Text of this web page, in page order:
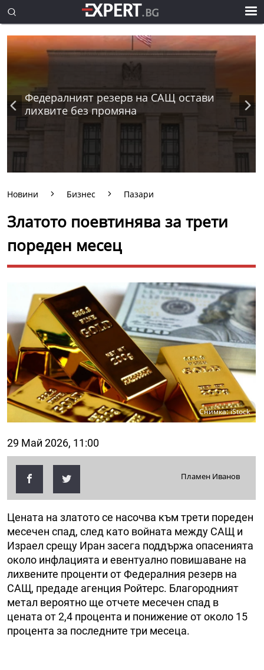
Федералният резерв на САЩ остави
лихвите без промяна
Новини Бизнес Пазари
Златото поевтинява за трети
пореден месец
Снимка: iStock
29 Май 2026, 11:00
Пламен Иванов
Цената на златото се насочва към трети пореден
месечен спад, след като войната между САЩ и
Израел срещу Иран засега поддържа опасенията
около инфлацията и евентуално повишаване на
лихвените проценти от Федералния резерв на
САЩ, предаде агенция Ройтерс. Благородният
метал вероятно ще отчете месечен спад в
цената от 2,4 процента и понижение от около 15
процента за последните три месеца.